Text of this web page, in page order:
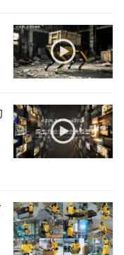
可直接承载重型
人工辅助搬运；同
的续航表现，完整
繁进出危险区域更
化品处理等场景
守护人的"血肉之
。